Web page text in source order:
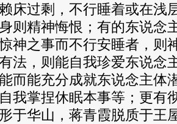
床过剩，不行睡着或在浅
则精神悔恨；有的东说念
神之事而不行安睡者，则
法，则能自我珍爱东说念
而能充分成就东说念主体
我掌捏休眠本事等；更有
于华山，蒋青霞脱质于王